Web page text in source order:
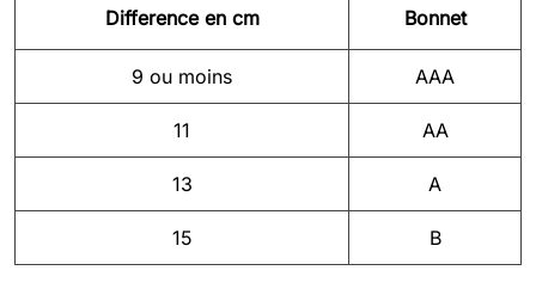
Difference en cm Bonnet
9 ou moins AAA
11 AA
13 A
15 B